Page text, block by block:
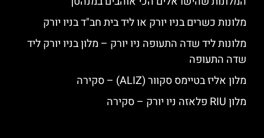
מלונות כשרים בניו יורק או ליד בית חב"ד בניו יורק
מלונות ליד שדה התעופה ניו יורק – מלון בניו יורק ליד
שדה התעופה
מלון אליז בטיימס סקוור (ALIZ) – סקירה
מלון RIU פלאזה ניו יורק – סקירה